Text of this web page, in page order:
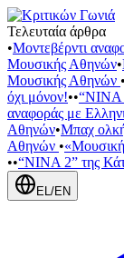
Τελευταία άρθρα
•Μοντεβέρντι
Μουσικής Αθηνών•
Μουσικής Αθηνών •
όχι μόνον!••“NINA
αναφοράς με
Αθηνών•Μπαχ
Αθηνών •
••“NINA 2” της
EL/EN